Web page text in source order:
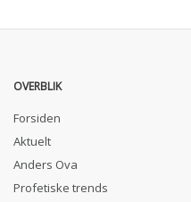
OVERBLIK
Forsiden
Aktuelt
Anders Ova
Profetiske trends